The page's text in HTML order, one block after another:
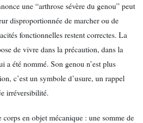
une “arthrose sévère du genou” peut
disproportionnée de marcher ou de
fonctionnelles restent correctes. La
de vivre dans la précaution, dans la
a été nommé. Son genou n’est plus
c’est un symbole d’usure, un rappel
irréversibilité.
corps en objet mécanique : une somme de